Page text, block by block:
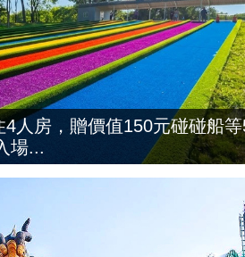
人房，贈價值150元碰碰船
場...